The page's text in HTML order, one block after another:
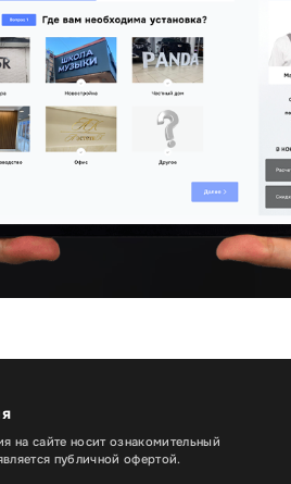
на сайте носит ознакомительный
публичной офертой.